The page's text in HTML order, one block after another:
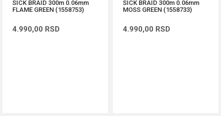
SICK BRAID 300m 0.06mm
FLAME GREEN (1558753)
4.990,00 RSD
SICK BRAID 300m 0.06mm
MOSS GREEN (1558733)
4.990,00 RSD